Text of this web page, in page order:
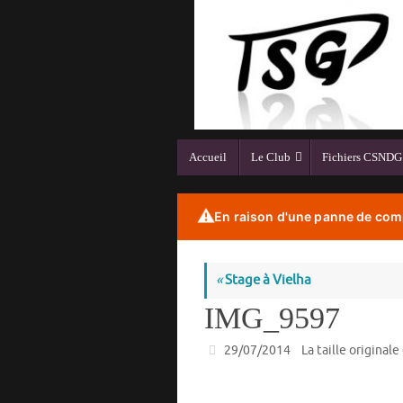
Accueil Le Club Fichiers CSNDG
⚠️En raison d'une panne de
«Stage à Vielha
IMG_9597
29/07/2014 La taille